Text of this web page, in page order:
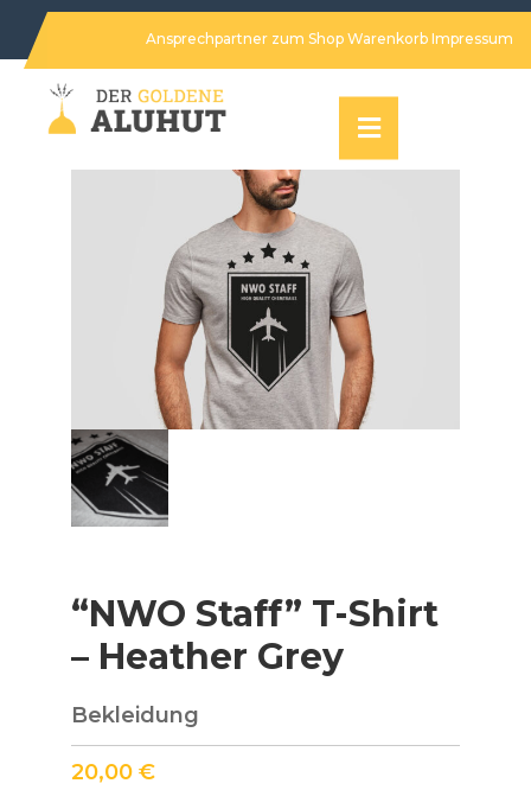
Ansprechpartner zum Shop Warenkorb Impressum
“NWO Staff” T-Shirt
– Heather Grey
Bekleidung
20,00 €